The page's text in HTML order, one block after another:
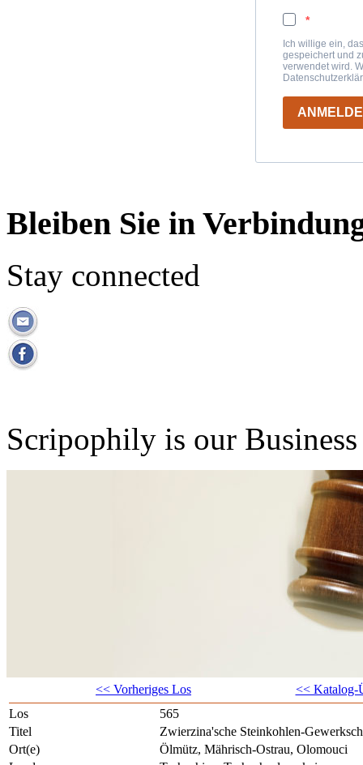
Ich willige ein,
gespeichert und
verwendet wird.
Bleiben Sie in
Stay connected
Scripophily is our
<< Vorheriges Los
<< Katalog-
Los
565
Titel
Zwierzina'sche Steinkohlen-
Ort(e)
Ölmütz, Mährisch-Ostrau, Olomouci